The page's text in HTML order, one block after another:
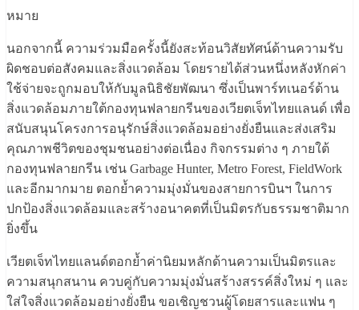
หมาย
นอกจากนี้ ความร่วมมือครั้งนี้ยังสะท้อนวิสัยทัศน์ด้านความรับ
ผิดชอบต่อสังคมและสิ่งแวดล้อม โดยรายได้ส่วนหนึ่งหลังหักค่า
ใช้จ่ายจะถูกมอบให้กับมูลนิธิชัยพัฒนา ซึ่งเป็นพาร์ทเนอร์ด้าน
สิ่งแวดล้อมภายใต้กองทุนฟลายกรีนของเวียตเจ็ทไทยแลนด์ เพื่อ
สนับสนุนโครงการอนุรักษ์สิ่งแวดล้อมอย่างยั่งยืนและส่งเสริม
คุณภาพชีวิตของชุมชนอย่างต่อเนื่อง กิจกรรมต่าง ๆ ภายใต้
กองทุนฟลายกรีน เช่น Garbage Hunter, Metro Forest, FieldWork
และอีกมากมาย ตอกย้ำความมุ่งมั่นของสายการบินฯ ในการ
ปกป้องสิ่งแวดล้อมและสร้างอนาคตที่เป็นมิตรกับธรรมชาติมาก
ยิ่งขึ้น
เวียตเจ็ทไทยแลนด์ตอกย้ำค่านิยมหลักด้านความเป็นมิตรและ
ความสนุกสนาน ควบคู่กับความมุ่งมั่นสร้างสรรค์สิ่งใหม่ ๆ และ
ใส่ใจสิ่งแวดล้อมอย่างยั่งยืน ขอเชิญชวนผู้โดยสารและแฟน ๆ